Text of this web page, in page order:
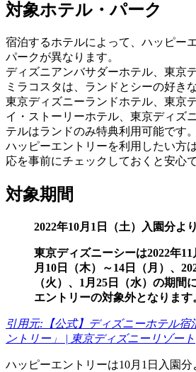
対象ホテル・パーク
宿泊するホテルによって、ハッピー
パークが異なります。
ディズニアンバサダーホテル、東京
ミラコスタは、ランドとシーの好き
東京ディズニーランドホテル、東京
イ・ストーリーホテル、東京ディズ
テルはランドのみ特典利用可能です。
ハッピーエントリーを利用したい方
応を事前にチェックしておくと安心で
対象期間
2022年10月1日（土）入園分より
東京ディズニーシーは2022年11
月10日（木）～14日（月）、
（火）、1月25日（水）の期間
エントリーの対象外となります
引用元:【公式】ディズニーホテル宿
ントリー」 | 東京ディズニーリゾート
ハッピーエントリーは10月1日入園分